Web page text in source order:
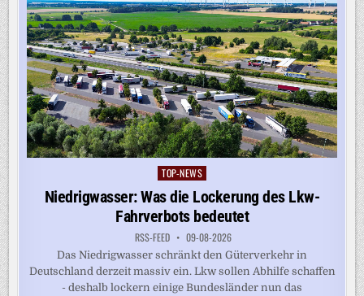
Posted
TOP-NEWS
Niedrigwasser: Was die Lockerung des Lkw-
Fahrverbots bedeutet
RSS-FEED 09-08-2026
Das Niedrigwasser schränkt den Güterverkehr in
Deutschland derzeit massiv ein. Lkw sollen Abhilfe schaffen
- deshalb lockern einige Bundesländer nun das